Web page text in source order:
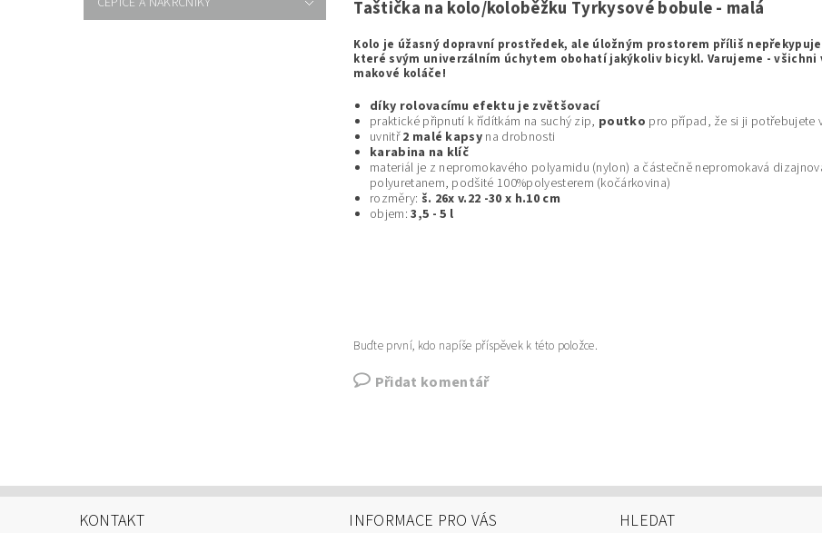
Taštička na kolo/koloběžku Tyrkysové bobule - malá
Kolo je úžasný dopravní prostředek, ale úložným prostorem příliš
které svým univerzálním úchytem obohatí jakýkoliv bicykl. Varujeme -
makové koláče!
díky rolovacímu efektu je zvětšovací
praktické připnutí k řídítkám na suchý zip, poutko pro případ, že si ji potřebujete
uvnitř2 malé kapsy na drobnosti
karabina na klíč
materiál je z nepromokavého polyamidu (nylon) a částečně nepromokavá
polyuretanem, podšité 100%polyesterem (kočárkovina)
rozměry: š. 26x v.22 -30 x h.10 cm
objem:3,5 - 5 l
Buďte první, kdo napíše příspěvek k této položce.
Přidat komentář
KONTAKT INFORMACE PRO VÁS HLEDAT